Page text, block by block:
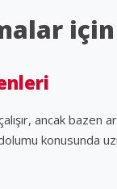
ancak bazen
konusunda